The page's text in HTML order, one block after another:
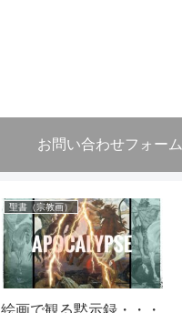
お問い合わせフォーム
聖書（宗教画）